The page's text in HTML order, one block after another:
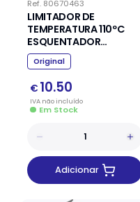
Ref. 80670463
LIMITADOR DE
TEMPERATURA 110ºC
ESQUENTADOR
JUNKERS VULCANO
8717206162
Original
€ 10.50
IVA nãoincluído
Em Stock
Adicionar